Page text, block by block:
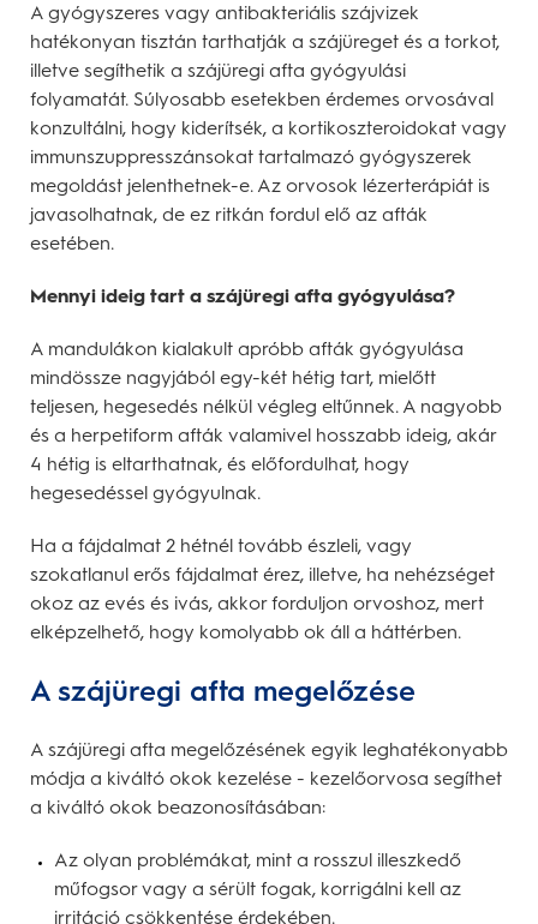
A gyógyszeres vagy antibakteriális szájvizek
hatékonyan tisztán tarthatják a szájüreget és a torkot,
illetve segíthetik a szájüregi afta gyógyulási
folyamatát. Súlyosabb esetekben érdemes orvosával
konzultálni, hogy kiderítsék, a kortikoszteroidokat vagy
immunszuppresszánsokat tartalmazó gyógyszerek
megoldást jelenthetnek-e. Az orvosok lézerterápiát is
javasolhatnak, de ez ritkán fordul elő az afták
esetében.
Mennyi ideig tart a szájüregi afta gyógyulása?
A mandulákon kialakult apróbb afták gyógyulása
mindössze nagyjából egy-két hétig tart, mielőtt
teljesen, hegesedés nélkül végleg eltűnnek. A nagyobb
és a herpetiform afták valamivel hosszabb ideig, akár
4 hétig is eltarthatnak, és előfordulhat, hogy
hegesedéssel gyógyulnak.
Ha a fájdalmat 2 hétnél tovább észleli, vagy
szokatlanul erős fájdalmat érez, illetve, ha nehézséget
okoz az evés és ivás, akkor forduljon orvoshoz, mert
elképzelhető, hogy komolyabb ok áll a háttérben.
A szájüregi afta megelőzése
A szájüregi afta megelőzésének egyik leghatékonyabb
módja a kiváltó okok kezelése - kezelőorvosa segíthet
a kiváltó okok beazonosításában:
Az olyan problémákat, mint a rosszul illeszkedő
műfogsor vagy a sérült fogak, korrigálni kell az
irritáció csökkentése érdekében.